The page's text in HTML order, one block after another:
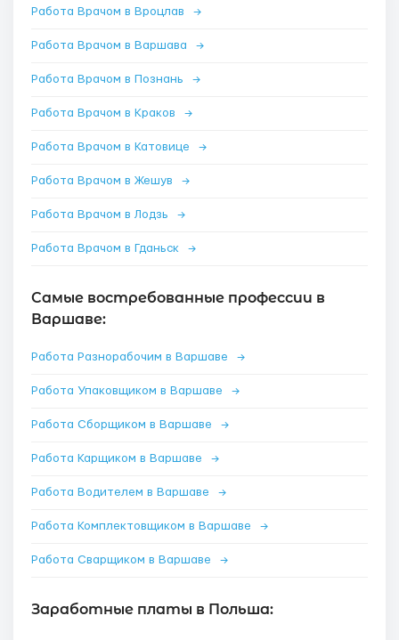
Работа Врачом в Вроцлав →
Работа Врачом в Варшава →
Работа Врачом в Познань →
Работа Врачом в Краков →
Работа Врачом в Катовице →
Работа Врачом в Жешув →
Работа Врачом в Лодзь →
Работа Врачом в Гданьск →
Самые востребованные профессии в
Варшаве:
Работа Разнорабочим в Варшаве →
Работа Упаковщиком в Варшаве →
Работа Сборщиком в Варшаве →
Работа Карщиком в Варшаве →
Работа Водителем в Варшаве →
Работа Комплектовщиком в Варшаве →
Работа Сварщиком в Варшаве →
Заработные платы в Польша: